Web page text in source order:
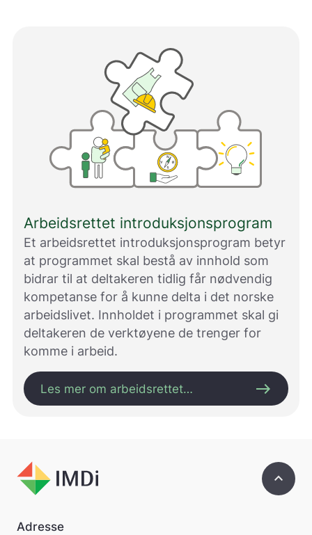
Arbeidsrettet introduksjonsprogram
Et arbeidsrettet introduksjonsprogram betyr
at programmet skal bestå av innhold som
bidrar til at deltakeren tidlig får nødvendig
kompetanse for å kunne delta i det norske
arbeidslivet. Innholdet i programmet skal gi
deltakeren de verktøyene de trenger for
komme i arbeid.
Les mer om arbeidsrettet
introduksjonsprogram her
east
keyboard_arrow_up
Adresse